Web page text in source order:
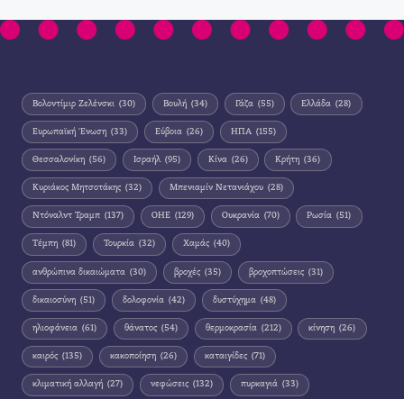
Βολοντίμιρ Ζελένσκι (30) Βουλή (34) Γάζα (55) Ελλάδα (28)
Ευρωπαϊκή Ένωση (33) Εύβοια (26) ΗΠΑ (155)
Θεσσαλονίκη (56) Ισραήλ (95) Κίνα (26) Κρήτη (36)
Κυριάκος Μητσοτάκης (32) Μπενιαμίν Νετανιάχου (28)
Ντόναλντ Τραμπ (137) ΟΗΕ (129) Ουκρανία (70) Ρωσία (51)
Τέμπη (81) Τουρκία (32) Χαμάς (40)
ανθρώπινα δικαιώματα (30) βροχές (35) βροχοπτώσεις (31)
δικαιοσύνη (51) δολοφονία (42) δυστύχημα (48)
ηλιοφάνεια (61) θάνατος (54) θερμοκρασία (212) κίνηση (26)
καιρός (135) κακοποίηση (26) καταιγίδες (71)
κλιματική αλλαγή (27) νεφώσεις (132) πυρκαγιά (33)